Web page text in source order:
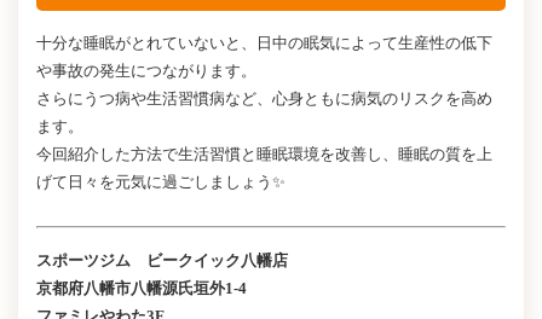
十分な睡眠がとれていないと、日中の眠気によって生産性の低下
や事故の発生につながります。
さらにうつ病や生活習慣病など、心身ともに病気のリスクを高め
ます。
今回紹介した方法で生活習慣と睡眠環境を改善し、睡眠の質を上
げて日々を元気に過ごしましょう✨
スポーツジム ビークイック八幡店
京都府八幡市八幡源氏垣外1-4